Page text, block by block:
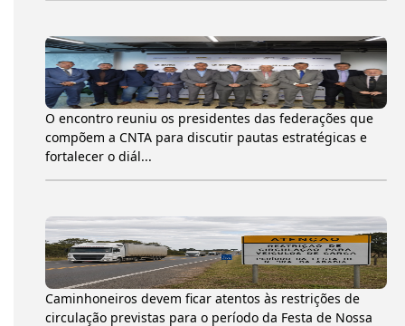
O encontro reuniu os presidentes das federações que
compõem a CNTA para discutir pautas estratégicas e
fortalecer o diál...
Caminhoneiros devem ficar atentos às restrições de
circulação previstas para o período da Festa de Nossa